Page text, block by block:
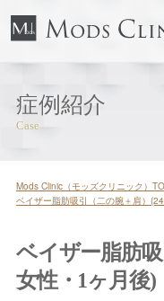
症例紹介
Mods Clinic（モッズクリニック）
ベイザー脂肪吸引（二の腕＋肩）
ベイザー脂肪
女性・1ヶ月後)